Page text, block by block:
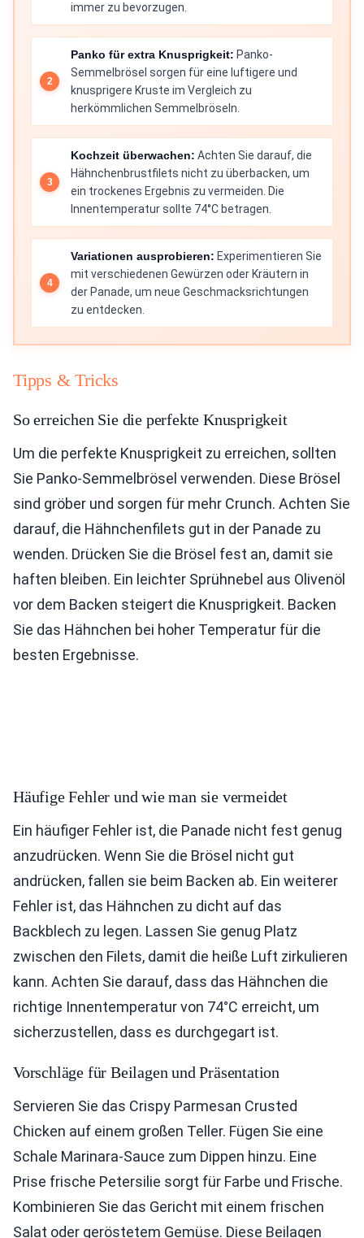
immer zu bevorzugen.
Panko für extra Knusprigkeit: Panko-
Semmelbrösel sorgen für eine luftigere und
knusprigere Kruste im Vergleich zu
herkömmlichen Semmelbröseln.
Kochzeit überwachen: Achten Sie darauf, die
Hähnchenbrustfilets nicht zu überbacken, um
ein trockenes Ergebnis zu vermeiden. Die
Innentemperatur sollte 74°C betragen.
Variationen ausprobieren: Experimentieren Sie
mit verschiedenen Gewürzen oder Kräutern in
der Panade, um neue Geschmacksrichtungen
zu entdecken.
Tipps & Tricks
So erreichen Sie die perfekte Knusprigkeit
Um die perfekte Knusprigkeit zu erreichen, sollten
Sie Panko-Semmelbrösel verwenden. Diese Brösel
sind gröber und sorgen für mehr Crunch. Achten Sie
darauf, die Hähnchenfilets gut in der Panade zu
wenden. Drücken Sie die Brösel fest an, damit sie
haften bleiben. Ein leichter Sprühnebel aus Olivenöl
vor dem Backen steigert die Knusprigkeit. Backen
Sie das Hähnchen bei hoher Temperatur für die
besten Ergebnisse.
Häufige Fehler und wie man sie vermeidet
Ein häufiger Fehler ist, die Panade nicht fest genug
anzudrücken. Wenn Sie die Brösel nicht gut
andrücken, fallen sie beim Backen ab. Ein weiterer
Fehler ist, das Hähnchen zu dicht auf das
Backblech zu legen. Lassen Sie genug Platz
zwischen den Filets, damit die heiße Luft zirkulieren
kann. Achten Sie darauf, dass das Hähnchen die
richtige Innentemperatur von 74°C erreicht, um
sicherzustellen, dass es durchgegart ist.
Vorschläge für Beilagen und Präsentation
Servieren Sie das Crispy Parmesan Crusted
Chicken auf einem großen Teller. Fügen Sie eine
Schale Marinara-Sauce zum Dippen hinzu. Eine
Prise frische Petersilie sorgt für Farbe und Frische.
Kombinieren Sie das Gericht mit einem frischen
Salat oder geröstetem Gemüse. Diese Beilagen